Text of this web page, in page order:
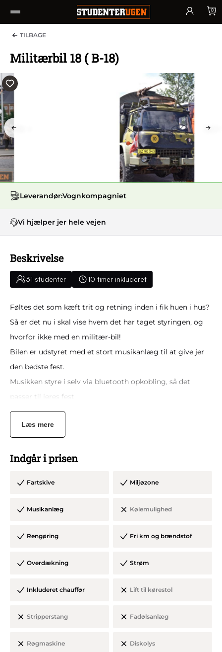
0
TILBAGE
Militærbil 18 ( B-18)
PREV
Leverandør:Vognkompagniet
Vi hjælper jer hele vejen
Beskrivelse
31 studenter 10 timer inkluderet
Føltes det som kæft trit og retning inden i fik huen i hus?
Så er det nu i skal vise hvem det har taget styringen, og
hvorfor ikke med en militær-bil!
Bilen er udstyret med et stort musikanlæg til at give jer
den bedste fest.
Musikken styre i selv via bluetooth opkobling, så det
passer til jeres fest.
Bilen er overdækket i tilfælde af dårligt vejr.
Her er siddepladser til alle når dansefødderne skal have en
bilen inden denne forlades til sidst.
Læs mere
Indgår i prisen
Fartskive Miljøzone
Musikanlæg Kølemulighed
Rengøring Fri km og brændstof
Overdækning Strøm
Inkluderet chauffør Lift til kørestol
Stripperstang Fadølsanlæg
Røgmaskine Diskolys